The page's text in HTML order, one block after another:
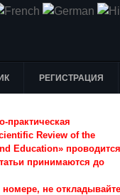
РЕГИСТРАЦИЯ
практическая
Review of the
Education» проводится
принимаются до
не откладывайте